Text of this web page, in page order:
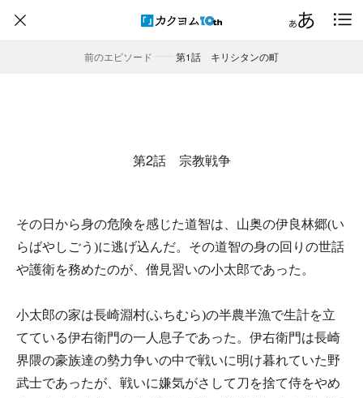
前のエピソード
―― 第1話 キリシタンの町
第2話 宗教戦争
その日から身の危険を感じた道智は、山奥の伊良林郷(い
らばやしごう)に逃げ込んだ。その道智の身の回りの世話
や護衛を務めたのが、僧見習いの小太郎であった。
小太郎の家は長崎淵村(ふちむら)の半農半漁で生計を立
てている伊右衛門の一人息子であった。伊右衛門は長崎
界隈の豪族達の勢力争いの中で戦いに明け暮れていた野
武士であったが、戦いに嫌気がさして刀を捨て侍をやめ